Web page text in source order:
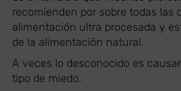
recomienden por sobre todas las
alimentación ultra procesada y
de la alimentación natural.
A veces lo desconocido es
tipo de miedo.